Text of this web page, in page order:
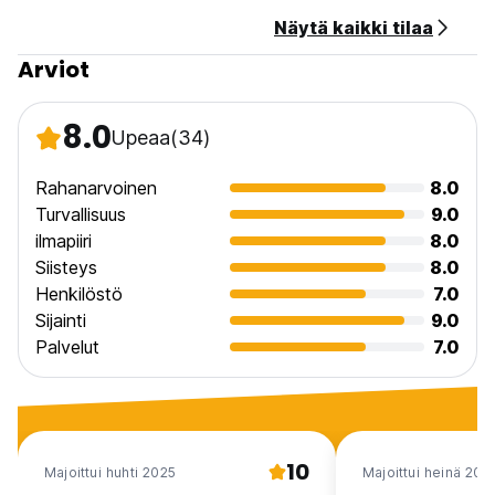
Näytä kaikki tilaa
Arviot
8.0Upeaa(34)
Rahanarvoinen
8.0
Turvallisuus
9.0
ilmapiiri
8.0
Siisteys
8.0
Henkilöstö
7.0
Sijainti
9.0
Palvelut
7.0
Majoittui huhti 2025 10 Majoittui heinä